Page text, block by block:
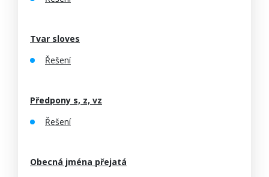
Tvar sloves
Řešení
Předpony s, z, vz
Řešení
Obecná jména přejatá